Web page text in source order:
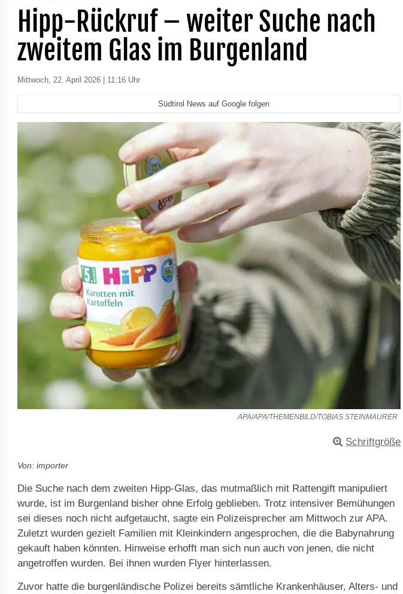
Hipp-Rückruf – weiter Suche nach
zweitem Glas im Burgenland
Mittwoch, 22. April 2026 | 11:16 Uhr
Südtirol News auf Google folgen
APA/APA/THEMENBILD/TOBIAS STEINMAURER
Schriftgröße
Von: importer
Die Suche nach dem zweiten Hipp-Glas, das mutmaßlich mit Rattengift manipuliert
wurde, ist im Burgenland bisher ohne Erfolg geblieben. Trotz intensiver Bemühungen
sei dieses noch nicht aufgetaucht, sagte ein Polizeisprecher am Mittwoch zur APA.
Zuletzt wurden gezielt Familien mit Kleinkindern angesprochen, die die Babynahrung
gekauft haben könnten. Hinweise erhofft man sich nun auch von jenen, die nicht
angetroffen wurden. Bei ihnen wurden Flyer hinterlassen.
Zuvor hatte die burgenländische Polizei bereits sämtliche Krankenhäuser, Alters- und